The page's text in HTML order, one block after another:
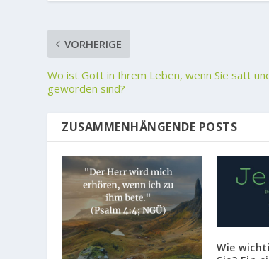
VORHERIGE
Wo ist Gott in Ihrem Leben, wenn Sie satt
geworden sind?
ZUSAMMENHÄNGENDE POSTS
Wie